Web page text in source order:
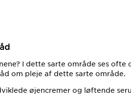
I dette sarte område ses ofte
om pleje af dette sarte område.
øjencremer og løftende